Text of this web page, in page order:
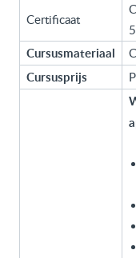
Certificaat
Cursusmateriaal
Cursusprijs